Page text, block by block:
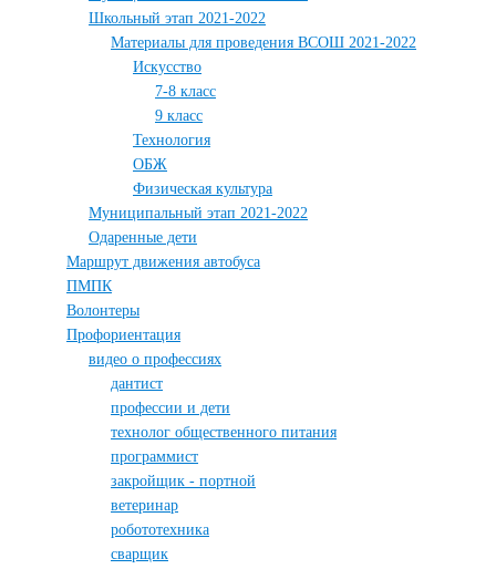
Школьный этап 2021-2022
Материалы для проведения ВСОШ 2021-2022
Искусство
7-8 класс
9 класс
Технология
ОБЖ
Физическая культура
Муниципальный этап 2021-2022
Одаренные дети
Маршрут движения автобуса
ПМПК
Волонтеры
Профориентация
видео о профессиях
дантист
профессии и дети
технолог общественного питания
программист
закройщик - портной
ветеринар
робототехника
сварщик